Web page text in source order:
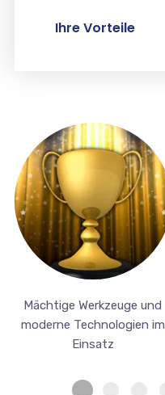
Ihre Vorteile
Mächtige Werkzeuge und
moderne Technologien im
Einsatz